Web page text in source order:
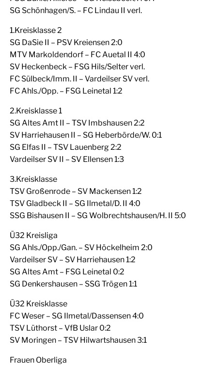
SG Schönhagen/S. – FC Lindau II verl.
1.Kreisklasse 2
SG DaSie II – PSV Kreiensen 2:0
MTV Markoldendorf – FC Auetal II 4:0
SV Heckenbeck – FSG Hils/Selter verl.
FC Sülbeck/Imm. II – Vardeilser SV verl.
FC Ahls./Opp. – FSG Leinetal 1:2
2.Kreisklasse 1
SG Altes Amt II – TSV Imbshausen 2:2
SV Harriehausen II – SG Heberbörde/W. 0:1
SG Elfas II – TSV Lauenberg 2:2
Vardeilser SV II – SV Ellensen 1:3
3.Kreisklasse
TSV Großenrode – SV Mackensen 1:2
TSV Gladbeck II – SG Ilmetal/D. II 4:0
SSG Bishausen II – SG Wolbrechtshausen/H. II 5:0
Ü32 Kreisliga
SG Ahls./Opp./Gan. – SV Höckelheim 2:0
Vardeilser SV – SV Harriehausen 1:2
SG Altes Amt – FSG Leinetal 0:2
SG Denkershausen – SSG Trögen 1:1
Ü32 Kreisklasse
FC Weser – SG Ilmetal/Dassensen 4:0
TSV Lüthorst – VfB Uslar 0:2
SV Moringen – TSV Hilwartshausen 3:1
Frauen Oberliga